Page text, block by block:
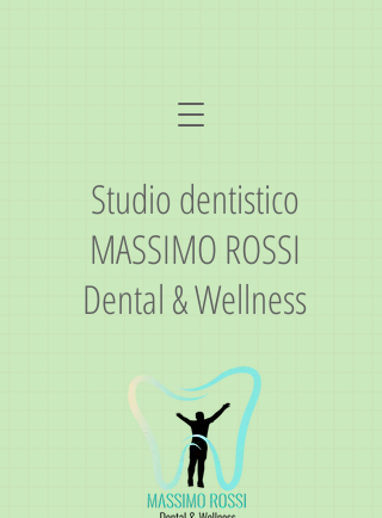
Studio dentistico
MASSIMO ROSSI
Dental & Wellness